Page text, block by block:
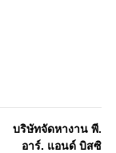
บริษัทจัดหางาน พี.
อาร์. แอนด์ บิสซิ